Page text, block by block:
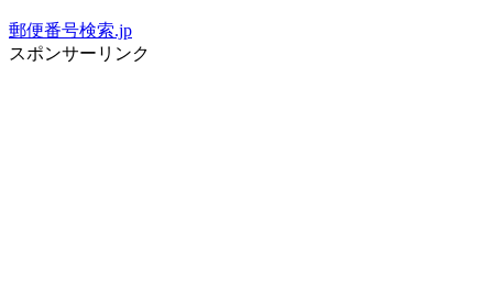
郵便番号検索.jp
スポンサーリンク